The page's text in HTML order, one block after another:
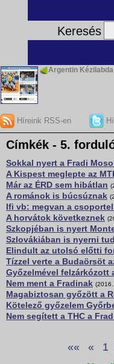
Keresés
Argentin
Híreink RSS-en
Címkék - 5.
Sokkal nyert a Fradi
A Kispest meglepte az
Már az ÉRD sem hibátlan
A románok is búcsúznak
Ifi vb: megvan a
A horvátok következnek
Szkopjéban is nyert
Szlovákiában is nyerni
Elindult az utolsó előtti
Tízzel verte a Budaörsöt
Győzelmével felzárkózott
Nem ment a Fradinak
Magabiztosan győzött a
Kötelező győzelem
Nem segített a THC a
«« « 1